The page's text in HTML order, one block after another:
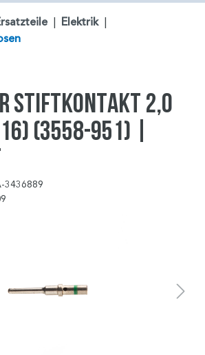
| Elektrik |
STIFTKONTAKT 2,0
(3558-951) |
3436889